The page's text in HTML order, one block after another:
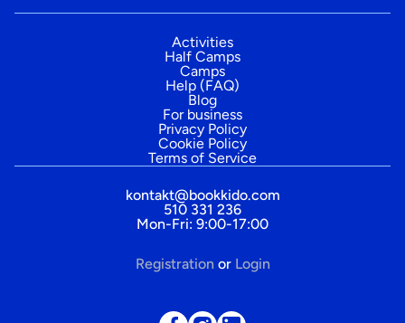
Activities
Half Camps
Camps
Help (FAQ)
Blog
For business
Privacy Policy
Cookie Policy
Terms of Service
kontakt@bookkido.com
510 331 236
Mon-Fri: 9:00-17:00
Registration or Login